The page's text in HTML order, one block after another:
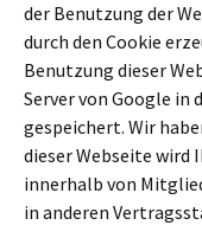
der Benutzung der
durch den Cookie
Benutzung dieser
Server von Google in
gespeichert. Wir
dieser Webseite wird
innerhalb von
in anderen